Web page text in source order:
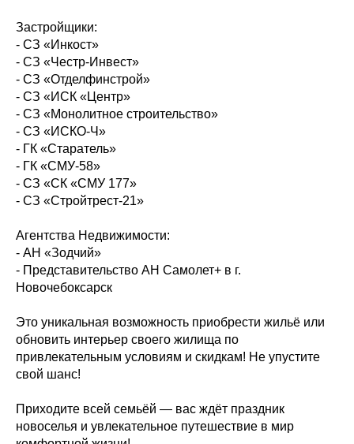
Застройщики:
- СЗ «Инкост»
- СЗ «Честр-Инвест»
- СЗ «Отделфинстрой»
- СЗ «ИСК «Центр»
- СЗ «Монолитное строительство»
- СЗ «ИСКО-Ч»
- ГК «Старатель»
- ГК «СМУ-58»
- СЗ «СК «СМУ 177»
- СЗ «Стройтрест-21»
Агентства Недвижимости:
- АН «Зодчий»
- Представительство АН Самолет+ в г.
Новочебоксарск
Это уникальная возможность приобрести жильё или
обновить интерьер своего жилища по
привлекательным условиям и скидкам! Не упустите
свой шанс!
Приходите всей семьёй — вас ждёт праздник
новоселья и увлекательное путешествие в мир